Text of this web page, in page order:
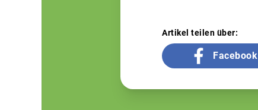
Artikel teilen über:
Facebook